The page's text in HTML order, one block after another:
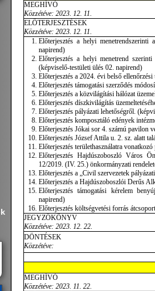
MEGHÍVÓ
Közzétéve: 2023. 12. 11.
ELŐTERJESZTÉSEK
Közzétéve: 2023. 12. 11.
Előterjesztés a helyi
napirend)
Előterjesztés a helyi menetrend
(képviselő-testületi ülés 02. napirend)
Előterjesztés a 2024. évi belső
Előterjesztés támogatási szerződés
Előterjesztés a közvilágítási hálózat
Előterjesztés díszkivilágítás
Előterjesztés pályázati lehetőségről.
Előterjesztés komposztáló edények
Előterjesztés Jókai sor 4. számú pavilon
Előterjesztés József Attila u. 2. sz. alatt
Előterjesztés területhasználatra
Előterjesztés Hajdúszoboszló Város
12/2019. (IV. 25.) önkormányzati
Előterjesztés a „Civil szervezetek
Előterjesztés a Hajdúszoboszlói Derűs
Előterjesztés támogatási kérelem
napirend)
Előterjesztés költségvetési forrás
JEGYZŐKÖNYV
Közzétéve: 2023. 12. 22.
DÖNTÉSEK
Közzétéve:
MEGHÍVÓ
Közzétéve: 2023. 11. 22.